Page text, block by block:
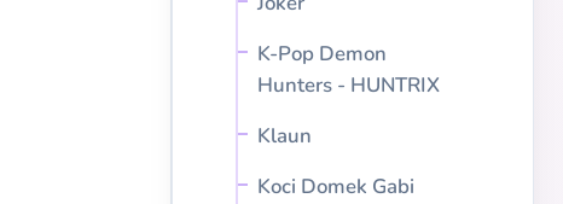
K-Pop Demon
Hunters - HUNTRIX
Klaun
Koci Domek Gabi